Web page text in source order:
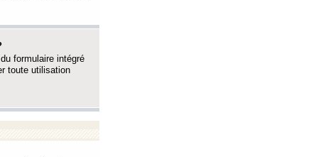
formulaire intégré
toute utilisation